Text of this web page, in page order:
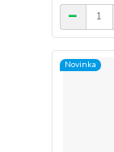
Novinka